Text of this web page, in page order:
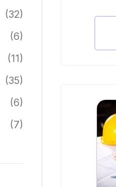
(32)
(6)
(11)
(35)
(6)
(7)